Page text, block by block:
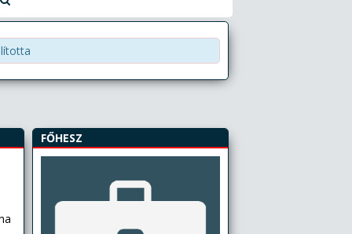
FŐHESZ